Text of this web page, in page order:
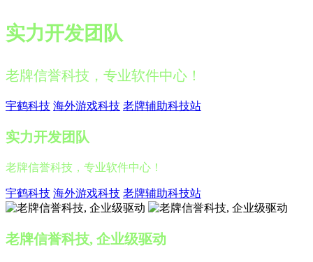
实力开发团队
老牌信誉科技，专业软件中心！
宇鹤科技 海外游戏科技 老牌辅助科技站
实力开发团队
老牌信誉科技，专业软件中心！
宇鹤科技 海外游戏科技 老牌辅助科技站
老牌信誉科技, 企业级驱动